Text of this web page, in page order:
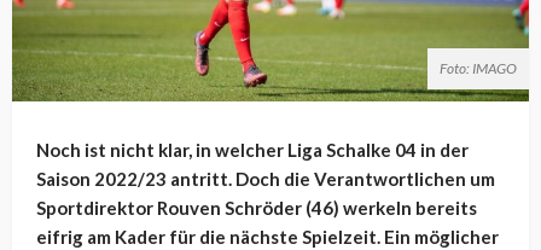
Foto: IMAGO
Noch ist nicht klar, in welcher Liga Schalke 04 in der
Saison 2022/23 antritt. Doch die Verantwortlichen um
Sportdirektor Rouven Schröder (46) werkeln bereits
eifrig am Kader für die nächste Spielzeit. Ein möglicher